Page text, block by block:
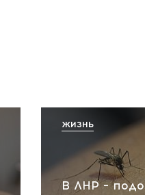
В ЛНР –
ЖИЗНЬ